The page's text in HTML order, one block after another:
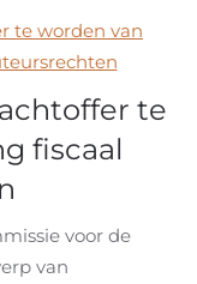
te
fiscaal
voor de
van